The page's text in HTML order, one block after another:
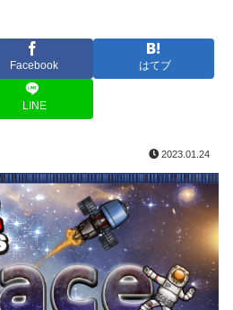
Facebook はてブ
LINE
2023.01.24